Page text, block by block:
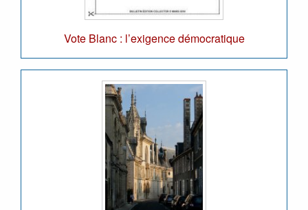
Vote Blanc : l’exigence démocratique